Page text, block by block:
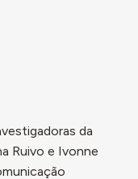
da
Ruivo e Ivonne